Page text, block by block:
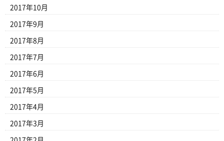
2017年10月
2017年9月
2017年8月
2017年7月
2017年6月
2017年5月
2017年4月
2017年3月